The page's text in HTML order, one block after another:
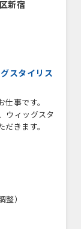
新宿
スタイリス
事です。
ウィッグスタ
きます。
）